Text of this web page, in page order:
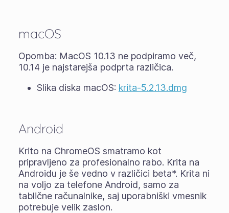
macOS
Opomba: MacOS 10.13 ne podpiramo več,
10.14 je najstarejša podprta različica.
Slika diska macOS: krita-5.2.13.dmg
Android
Krito na ChromeOS smatramo kot
pripravljeno za profesionalno rabo. Krita na
Androidu je še vedno v različici beta*. Krita ni
na voljo za telefone Android, samo za
tablične računalnike, saj uporabniški vmesnik
potrebuje velik zaslon.